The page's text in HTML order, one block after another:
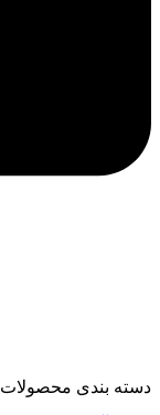
دسته‌ بندی محصولات